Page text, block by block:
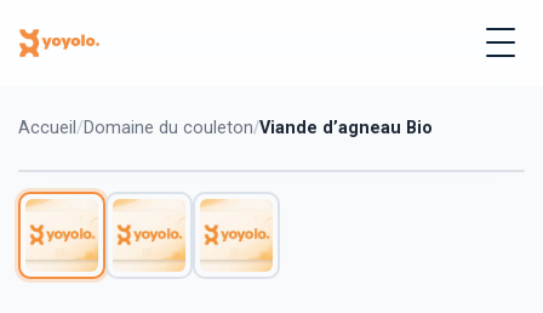
Accueil Domaine du couleton Viande d’agneau Bio